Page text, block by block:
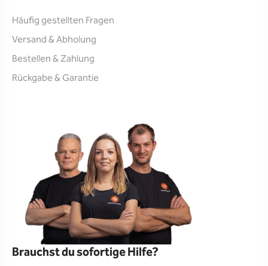
Häufig gestellten Fragen
Versand & Abholung
Bestellen & Zahlung
Rückgabe & Garantie
Brauchst du sofortige Hilfe?